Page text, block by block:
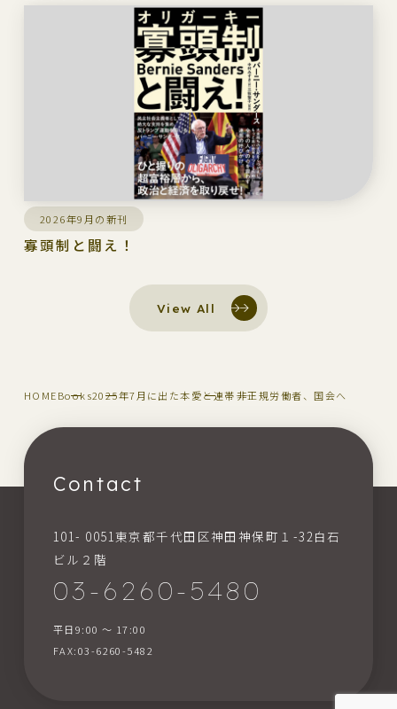
2026年9月の新刊
寡頭制と闘え！
View All
HOMEBooks2025年7月に出た本愛と連帯――非正規労働者、国会へ
Contact
101- 0051東京都千代田区神田神保町１-32白石
ビル２階
03-6260-5480
平日9:00 〜 17:00
FAX:03-6260-5482